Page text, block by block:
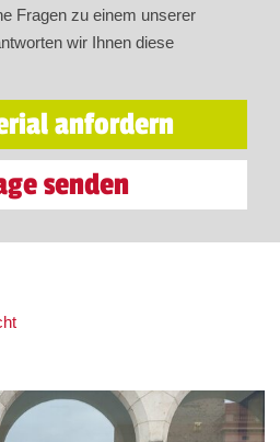
Fragen zu einem unserer
wir Ihnen diese
anfordern
senden